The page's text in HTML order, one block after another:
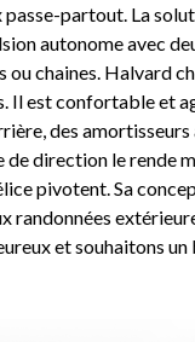
partout. La
autonome avec
ou chaines. Halvard
Il est confortable et
des
de direction le rende
pivotent. Sa
randonnées
et souhaitons